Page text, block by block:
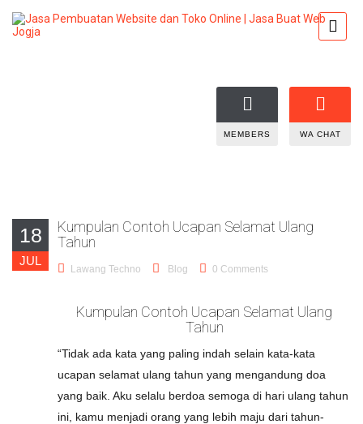
MEMBERS WA CHAT
18
JUL
Kumpulan Contoh Ucapan Selamat Ulang
Tahun
Lawang Techno Blog 0 Comments
Kumpulan Contoh Ucapan Selamat Ulang
Tahun
“Tidak ada kata yang paling indah selain kata-kata
ucapan selamat ulang tahun yang mengandung doa
yang baik. Aku selalu berdoa semoga di hari ulang tahun
ini, kamu menjadi orang yang lebih maju dari tahun-